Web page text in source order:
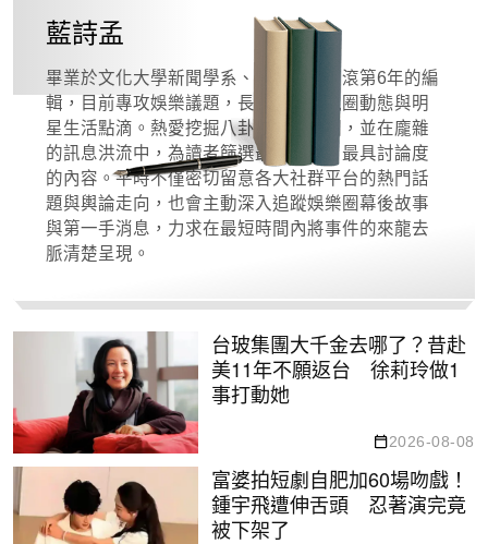
藍詩孟
畢業於文化大學新聞學系、在新聞業打滾第6年的編
輯，目前專攻娛樂議題，長期關注影視圈動態與明
星生活點滴。熱愛挖掘八卦、追尋真相，並在龐雜
的訊息洪流中，為讀者篩選最有價值、最具討論度
的內容。平時不僅密切留意各大社群平台的熱門話
題與輿論走向，也會主動深入追蹤娛樂圈幕後故事
與第一手消息，力求在最短時間內將事件的來龍去
脈清楚呈現。
台玻集團大千金去哪了？昔赴
美11年不願返台 徐莉玲做1
事打動她
2026-08-08
富婆拍短劇自肥加60場吻戲！
鍾宇飛遭伸舌頭 忍著演完竟
被下架了